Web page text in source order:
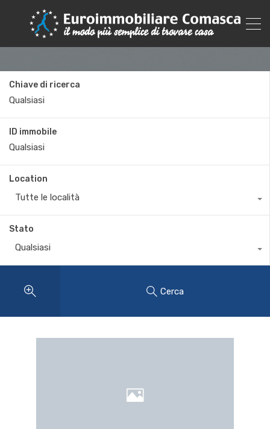
Chiave di ricerca
ID immobile
Location
Tutte le località
Stato
Qualsiasi
Cerca